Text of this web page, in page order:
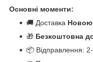
Основні моменти:
🚚 Доставка
🎁 Безкоштовна
📦 Відправлення: 2-